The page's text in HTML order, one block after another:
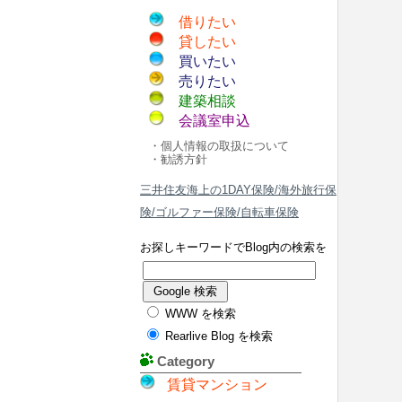
借りたい
貸したい
買いたい
売りたい
建築相談
会議室申込
・個人情報の取扱について
・勧誘方針
三井住友海上の1DAY保険/海外旅行保
険/ゴルファー保険/自転車保険
お探しキーワードでBlog内の検索を
WWW を検索
Rearlive Blog を検索
Category
賃貸マンション